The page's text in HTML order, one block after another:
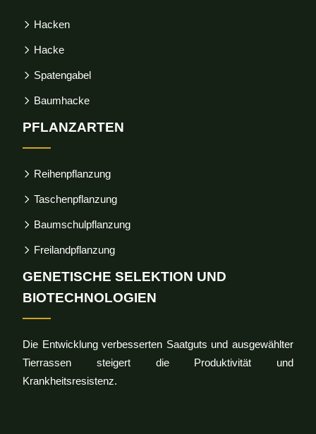
Hacken
Hacke
Spatengabel
Baumhacke
PFLANZARTEN
Reihenpflanzung
Taschenpflanzung
Baumschulpflanzung
Freilandpflanzung
GENETISCHE SELEKTION UND
BIOTECHNOLOGIEN
Die Entwicklung verbesserten Saatguts und ausgewählter
Tierrassen steigert die Produktivität und
Krankheitsresistenz.